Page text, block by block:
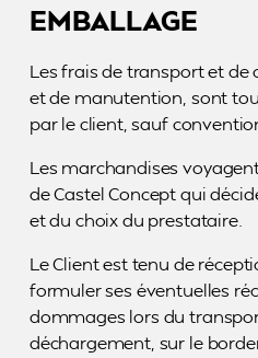
EMBALLAGE
Les frais de transport et de
et de manutention, sont
par le client, sauf
Les marchandises
de Castel Concept qui
et du choix du prestataire.
Le Client est tenu de
formuler ses éventuelles
dommages lors du
déchargement, sur le